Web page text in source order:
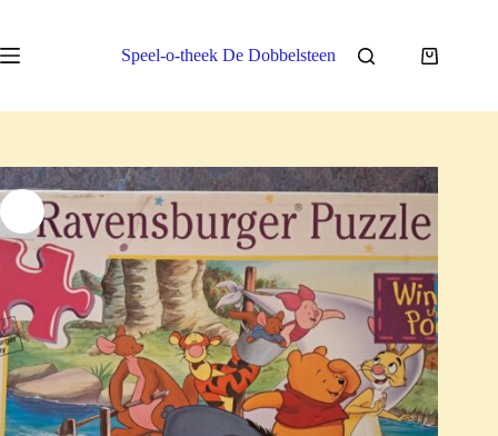
de
inhoud
Speel-o-theek De Dobbelsteen